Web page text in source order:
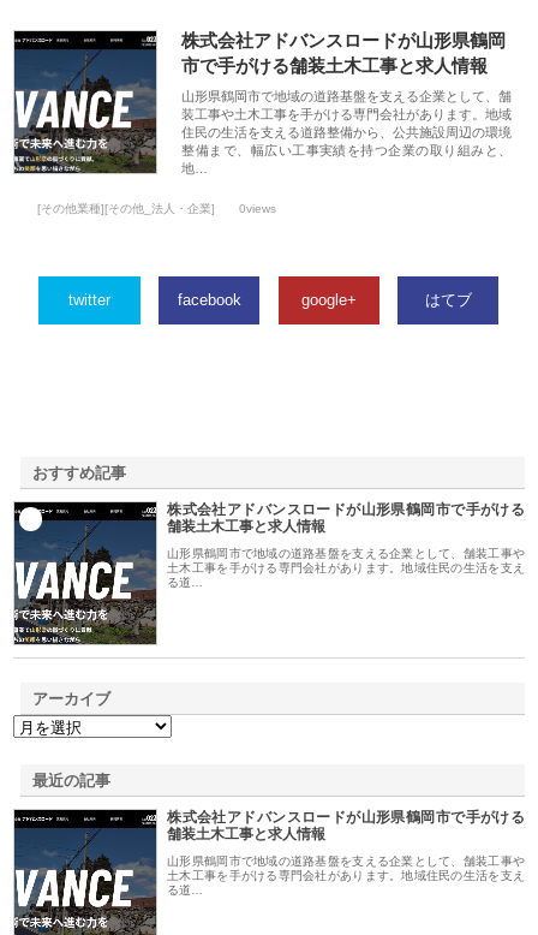
株式会社アドバンスロードが山形県鶴岡
市で手がける舗装土木工事と求人情報
山形県鶴岡市で地域の道路基盤を支える企業として、舗
装工事や土木工事を手がける専門会社があります。地域
住民の生活を支える道路整備から、公共施設周辺の環境
整備まで、幅広い工事実績を持つ企業の取り組みと、
地…
[その他業種][その他_法人・企業] 0views
twitter facebook google+ はてブ
おすすめ記事
株式会社アドバンスロードが山形県鶴岡市で手がける
舗装土木工事と求人情報
山形県鶴岡市で地域の道路基盤を支える企業として、舗装工事や
土木工事を手がける専門会社があります。地域住民の生活を支え
る道…
アーカイブ
最近の記事
株式会社アドバンスロードが山形県鶴岡市で手がける
舗装土木工事と求人情報
山形県鶴岡市で地域の道路基盤を支える企業として、舗装工事や
土木工事を手がける専門会社があります。地域住民の生活を支え
る道…